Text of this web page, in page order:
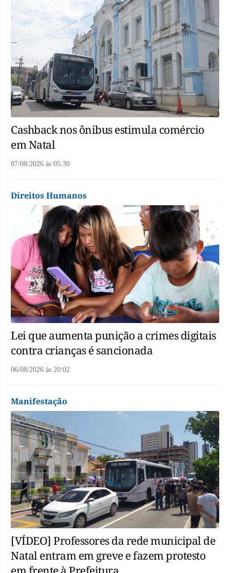
Cashback nos ônibus estimula comércio
em Natal
07/08/2026 às 05:30
Direitos Humanos
Lei que aumenta punição a crimes digitais
contra crianças é sancionada
06/08/2026 às 20:02
Manifestação
[VÍDEO] Professores da rede municipal de
Natal entram em greve e fazem protesto